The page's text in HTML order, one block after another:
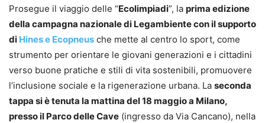
Prosegue il viaggio delle “Ecolimpiadi”, la prima edizione
della campagna nazionale di Legambiente con il supporto
di Hines e Ecopneus che mette al centro lo sport, come
strumento per orientare le giovani generazioni e i cittadini
verso buone pratiche e stili di vita sostenibili, promuovere
l’inclusione sociale e la rigenerazione urbana. La seconda
tappa si è tenuta la mattina del 18 maggio a Milano,
presso il Parco delle Cave (ingresso da Via Cancano), nella